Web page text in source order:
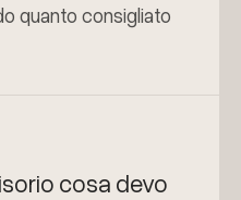
quanto consigliato
cosa devo